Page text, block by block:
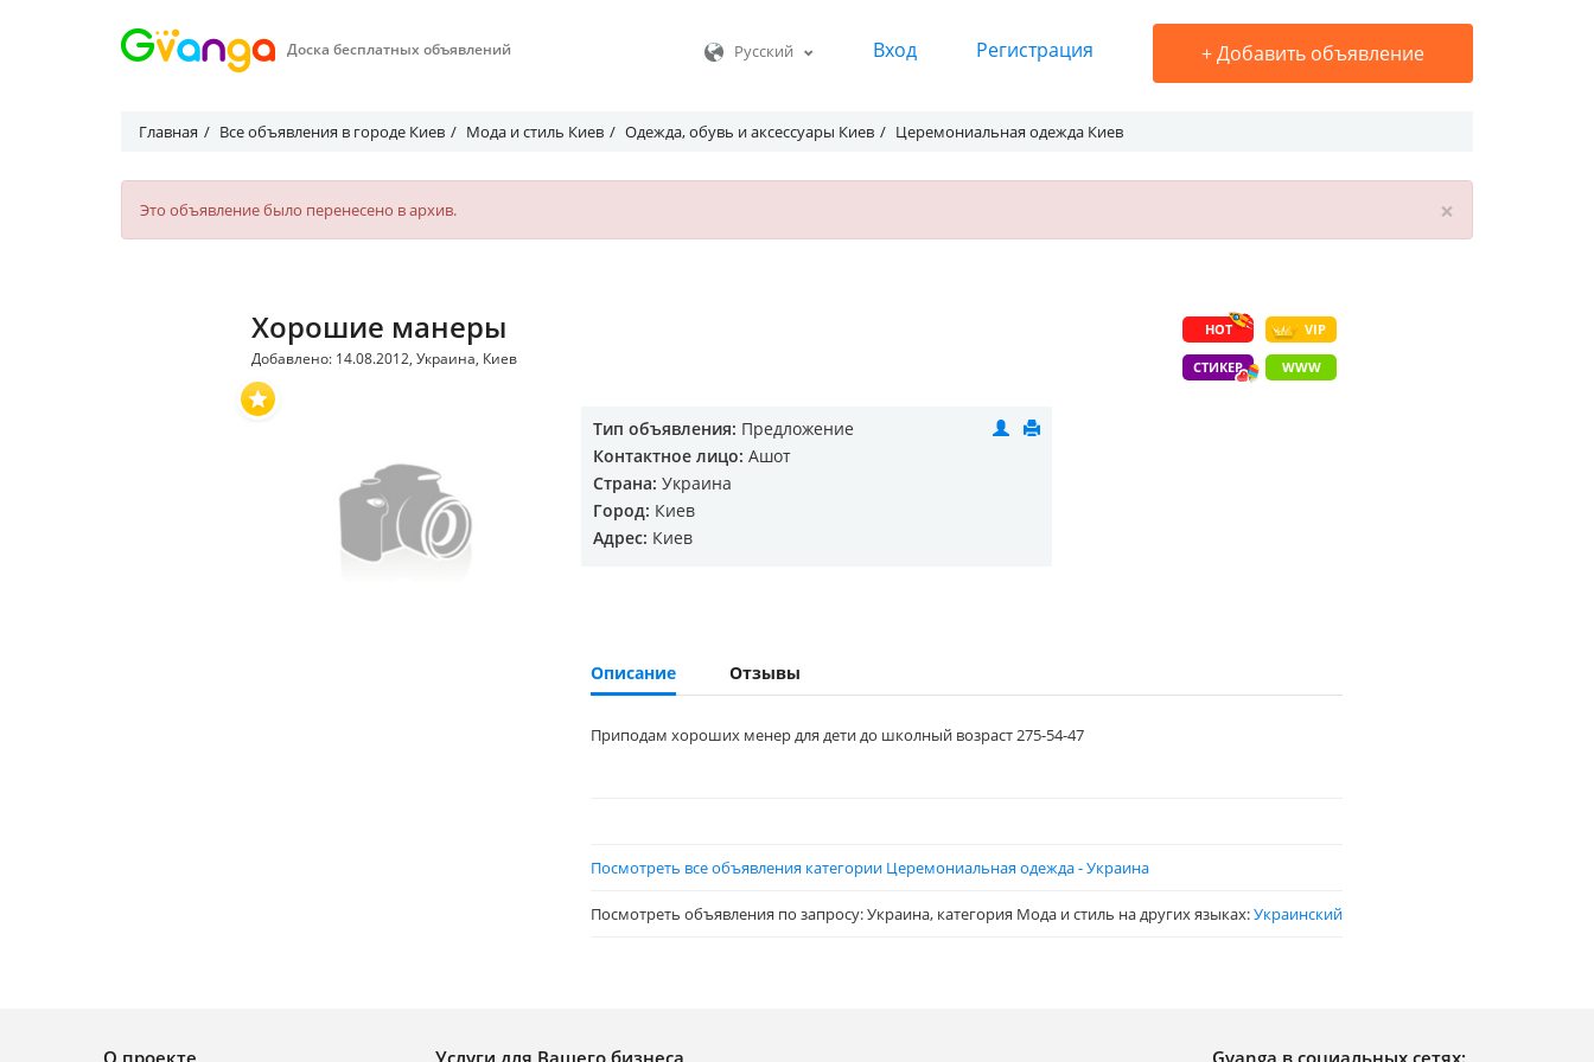
Доска бесплатных объявлений Русский Вход Регистрация +Добавить объявление
Главная Все объявления в городе Киев Мода и стиль Киев Одежда, обувь и аксессуары Киев Церемониальная одежда Киев
×
Это объявление было перенесено в архив.
HOT VIP
СТИКЕР WWW
Хорошие манеры
Добавлено: 14.08.2012, Украина, Киев
Тип объявления: Предложение
Контактное лицо: Ашот
Страна: Украина
Город: Киев
Адрес: Киев
Описание Отзывы
Приподам хороших менер для дети до школный возраст 275-54-47
Посмотреть все объявления категории Церемониальная одежда - Украина
Посмотреть объявления по запросу: Украина, категория Мода и стиль на других языках:Украинский
О проекте Услуги для Вашего бизнеса Gvanga в социальных сетях: